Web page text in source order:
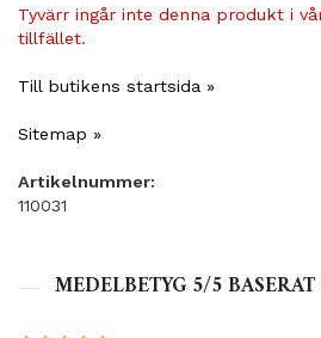
Tyvärr ingår inte denna produkt i
tillfället.
Till butikens startsida »
Sitemap »
Artikelnummer:
110031
MEDELBETYG 5/5 BASERAT